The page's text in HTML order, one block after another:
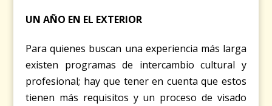
UN AÑO EN EL EXTERIOR
Para quienes buscan una experiencia más larga
existen programas de intercambio cultural y
profesional; hay que tener en cuenta que estos
tienen más requisitos y un proceso de visado